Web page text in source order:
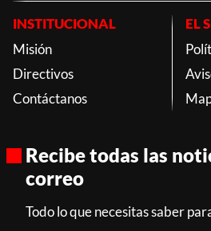
INSTITUCIONAL
Misión
Directivos
Contáctanos
EL
Recibe todas las
correo
Todo lo que necesitas saber